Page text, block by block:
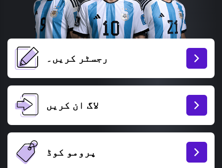
رجسٹر کریں۔
لاگ ان کریں
پرومو کوڈ